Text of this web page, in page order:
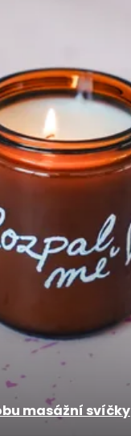
masážní svíčky